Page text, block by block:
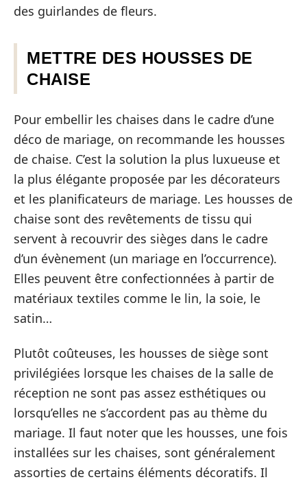
des guirlandes de fleurs.
METTRE DES HOUSSES DE
CHAISE
Pour embellir les chaises dans le cadre d’une
déco de mariage, on recommande les housses
de chaise. C’est la solution la plus luxueuse et
la plus élégante proposée par les décorateurs
et les planificateurs de mariage. Les housses de
chaise sont des revêtements de tissu qui
servent à recouvrir des sièges dans le cadre
d’un évènement (un mariage en l’occurrence).
Elles peuvent être confectionnées à partir de
matériaux textiles comme le lin, la soie, le
satin…
Plutôt coûteuses, les housses de siège sont
privilégiées lorsque les chaises de la salle de
réception ne sont pas assez esthétiques ou
lorsqu’elles ne s’accordent pas au thème du
mariage. Il faut noter que les housses, une fois
installées sur les chaises, sont généralement
assorties de certains éléments décoratifs. Il